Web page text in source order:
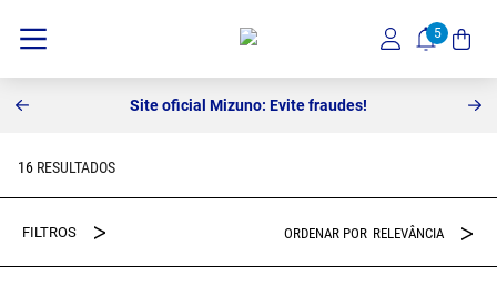
Site oficial Mizuno: Evite fraudes!
16
RELEVÂNCIA